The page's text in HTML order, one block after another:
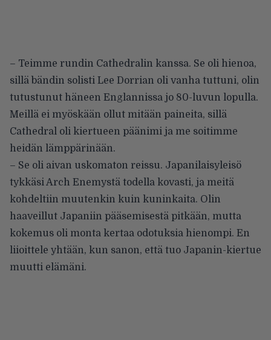
– Teimme rundin Cathedralin kanssa. Se oli hienoa,
sillä bändin solisti Lee Dorrian oli vanha tuttuni, olin
tutustunut häneen Englannissa jo 80-luvun lopulla.
Meillä ei myöskään ollut mitään paineita, sillä
Cathedral oli kiertueen päänimi ja me soitimme
heidän lämppärinään.
– Se oli aivan uskomaton reissu. Japanilaisyleisö
tykkäsi Arch Enemystä todella kovasti, ja meitä
kohdeltiin muutenkin kuin kuninkaita. Olin
haaveillut Japaniin pääsemisestä pitkään, mutta
kokemus oli monta kertaa odotuksia hienompi. En
liioittele yhtään, kun sanon, että tuo Japanin-kiertue
muutti elämäni.